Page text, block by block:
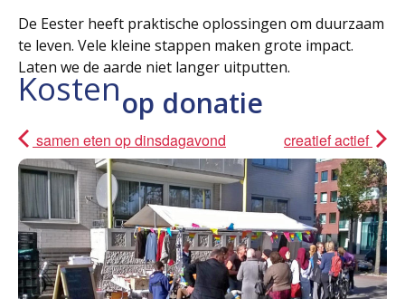
De Eester heeft praktische oplossingen om duurzaam
te leven. Vele kleine stappen maken grote impact.
Laten we de aarde niet langer uitputten.
Kostenop donatie
samen eten op dinsdagavond creatief actief